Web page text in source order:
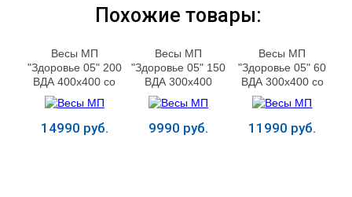
Похожие товары:
Весы МП
"Здоровье 05" 200
ВДА 400х400 со
стойкой
14990 руб.
Весы МП
"Здоровье 05" 150
ВДА 300х400
9990 руб.
Весы МП
"Здоровье 05" 60
ВДА 300х400 со
стойкой
11990 руб.